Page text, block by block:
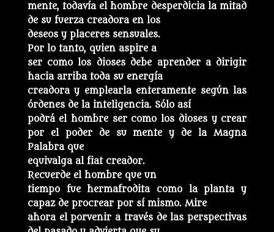
mente, todavía el hombre desperdicia la mitad
de su fuerza creadora en los
deseos y placeres sensuales.
Por lo tanto, quien aspire a
ser como los dioses debe aprender a dirigir
hacia arriba toda su energía
creadora y emplearla enteramente según las
órdenes de la inteligencia. Sólo así
podrá el hombre ser como los dioses y crear
por el poder de su mente y de la Magna
Palabra que
equivalga al fiat creador.
Recuerde el hombre que un
tiempo fue hermafrodita como la planta y
capaz de procrear por sí mismo. Mire
ahora el porvenir a través de las perspectivas